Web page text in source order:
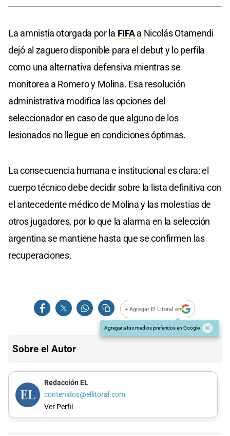
La amnistía otorgada por la FIFAa Nicolás Otamendi
dejó al zaguero disponible para el debut y lo perfila
como una alternativa defensiva mientras se
monitorea a Romero y Molina. Esa resolución
administrativa modifica las opciones del
seleccionador en caso de que alguno de los
lesionados no llegue en condiciones óptimas.
La consecuencia humana e institucional es clara: el
cuerpo técnico debe decidir sobre la lista definitiva con
el antecedente médico de Molina y las molestias de
otros jugadores, por lo que la alarma en la selección
argentina se mantiene hasta que se confirmen las
recuperaciones.
+ Agregar El Litoral en
Agregar a tus medios preferidos en Google
Sobre el Autor
Redacción EL
contenidos@ellitoral.com
Ver Perfil